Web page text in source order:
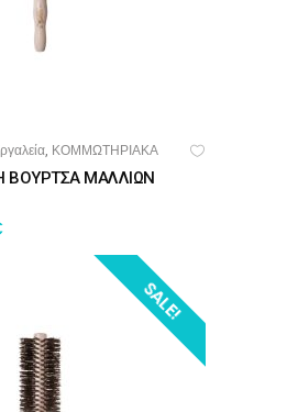
ΚΑΛΆΘΙ
, ΚΟΜΜΩΤΗΡΙΑΚΑ
ΒΟΥΡΤΣΑ ΜΑΛΛΙΩΝ
SALE!